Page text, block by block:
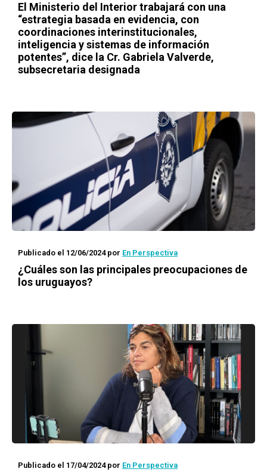
El Ministerio del Interior trabajará con una
“estrategia basada en evidencia, con
coordinaciones interinstitucionales,
inteligencia y sistemas de información
potentes”, dice la Cr. Gabriela Valverde,
subsecretaria designada
Publicado el 12/06/2024por En Perspectiva
¿Cuáles son las principales preocupaciones de
los uruguayos?
Publicado el 17/04/2024por En Perspectiva